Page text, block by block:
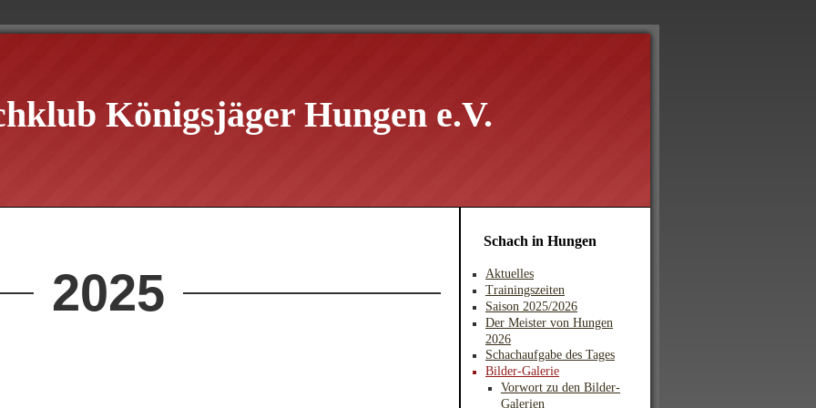
Königsjäger Hungen e.V.
2025
Schach in Hungen
Aktuelles
Trainingszeiten
Saison 2025/2026
Der Meister von Hungen
2026
Schachaufgabe des Tages
Bilder-Galerie
Vorwort zu den Bilder-
Galerien